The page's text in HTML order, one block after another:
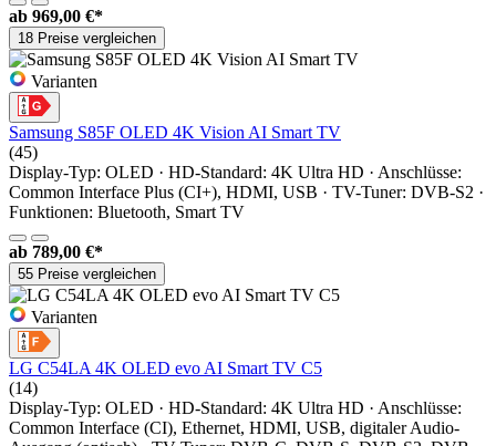
ab 969,00 €*
18 Preise vergleichen
Varianten
Samsung S85F OLED 4K Vision AI Smart TV
(45)
Display-Typ: OLED · HD-Standard: 4K Ultra HD · Anschlüsse:
Common Interface Plus (CI+), HDMI, USB · TV-Tuner: DVB-S2 ·
Funktionen: Bluetooth, Smart TV
ab 789,00 €*
55 Preise vergleichen
Varianten
LG C54LA 4K OLED evo AI Smart TV C5
(14)
Display-Typ: OLED · HD-Standard: 4K Ultra HD · Anschlüsse:
Common Interface (CI), Ethernet, HDMI, USB, digitaler Audio-